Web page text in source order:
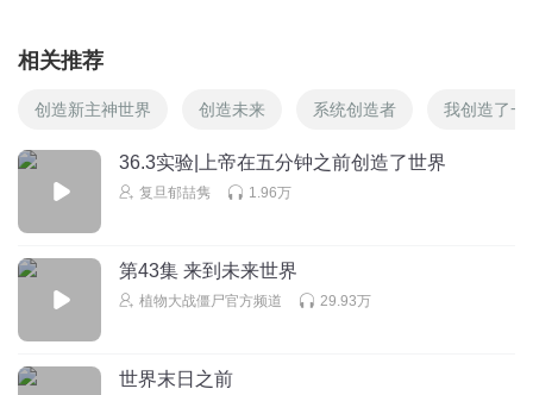
相关推荐
创造新主神世界 创造未来 系统创造者 我创造了一
36.3实验|上帝在五分钟之前创造了世界
复旦郁喆隽 1.96万
第43集 来到未来世界
植物大战僵尸官方频道 29.93万
世界末日之前